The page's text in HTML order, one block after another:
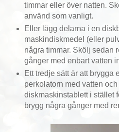
timmar eller över natten.
använd som vanligt.
Eller lägg delarna i en
maskindiskmedel (eller
några timmar. Skölj sedan
gånger med enbart vatten
Ett tredje sätt är att brygga
perkolatorn med vatten och
diskmaskinstablett i stället
brygg några gånger med